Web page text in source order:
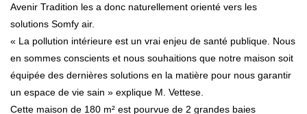
Avenir Tradition les a donc naturellement orienté vers les
solutions Somfy air.
« La pollution intérieure est un vrai enjeu de santé publique. Nous
en sommes conscients et nous souhaitions que notre maison soit
équipée des dernières solutions en la matière pour nous garantir
un espace de vie sain » explique M. Vettese.
Cette maison de 180 m² est pourvue de 2 grandes baies